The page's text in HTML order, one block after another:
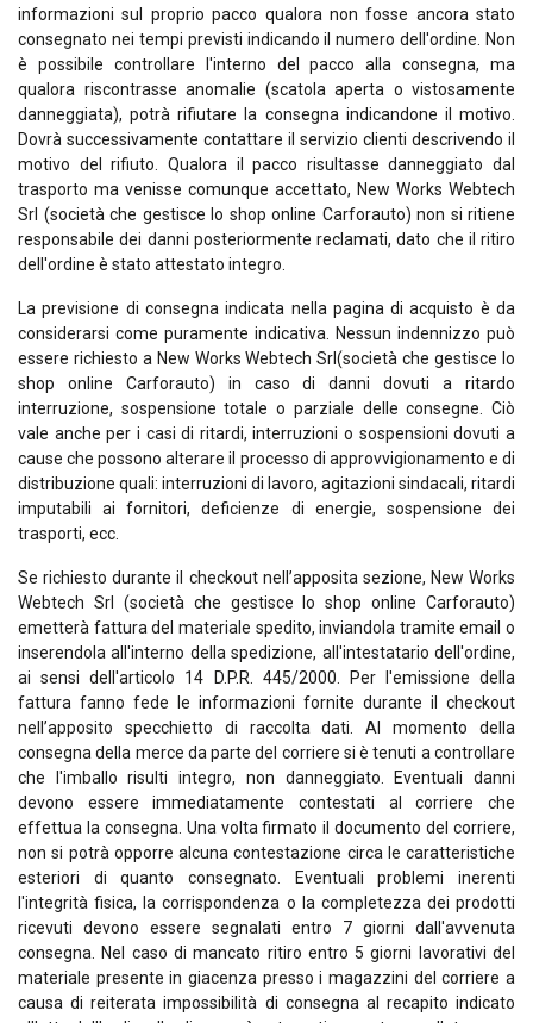
informazioni sul proprio pacco qualora non fosse ancora stato
consegnato nei tempi previsti indicando il numero dell'ordine. Non
è possibile controllare l'interno del pacco alla consegna, ma
qualora riscontrasse anomalie (scatola aperta o vistosamente
danneggiata), potrà rifiutare la consegna indicandone il motivo.
Dovrà successivamente contattare il servizio clienti descrivendo il
motivo del rifiuto. Qualora il pacco risultasse danneggiato dal
trasporto ma venisse comunque accettato, New Works Webtech
Srl (società che gestisce lo shop online Carforauto) non si ritiene
responsabile dei danni posteriormente reclamati, dato che il ritiro
dell'ordine è stato attestato integro.
La previsione di consegna indicata nella pagina di acquisto è da
considerarsi come puramente indicativa. Nessun indennizzo può
essere richiesto a New Works Webtech Srl(società che gestisce lo
shop online Carforauto) in caso di danni dovuti a ritardo
interruzione, sospensione totale o parziale delle consegne. Ciò
vale anche per i casi di ritardi, interruzioni o sospensioni dovuti a
cause che possono alterare il processo di approvvigionamento e di
distribuzione quali: interruzioni di lavoro, agitazioni sindacali, ritardi
imputabili ai fornitori, deficienze di energie, sospensione dei
trasporti, ecc.
Se richiesto durante il checkout nell’apposita sezione, New Works
Webtech Srl (società che gestisce lo shop online Carforauto)
emetterà fattura del materiale spedito, inviandola tramite email o
inserendola all'interno della spedizione, all'intestatario dell'ordine,
ai sensi dell'articolo 14 D.P.R. 445/2000. Per l'emissione della
fattura fanno fede le informazioni fornite durante il checkout
nell’apposito specchietto di raccolta dati. Al momento della
consegna della merce da parte del corriere si è tenuti a controllare
che l'imballo risulti integro, non danneggiato. Eventuali danni
devono essere immediatamente contestati al corriere che
effettua la consegna. Una volta firmato il documento del corriere,
non si potrà opporre alcuna contestazione circa le caratteristiche
esteriori di quanto consegnato. Eventuali problemi inerenti
l'integrità fisica, la corrispondenza o la completezza dei prodotti
ricevuti devono essere segnalati entro 7 giorni dall'avvenuta
consegna. Nel caso di mancato ritiro entro 5 giorni lavorativi del
materiale presente in giacenza presso i magazzini del corriere a
causa di reiterata impossibilità di consegna al recapito indicato